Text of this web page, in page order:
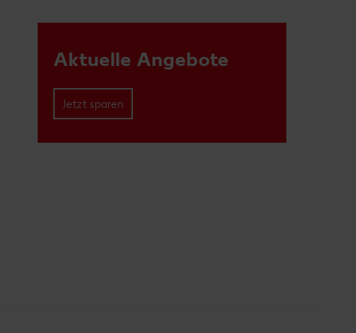
Aktuelle Angebote
Jetzt sparen